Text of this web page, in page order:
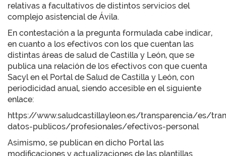
relativas a facultativos de distintos servicios del
complejo asistencial de Ávila.
En contestación a la pregunta formulada cabe indicar,
en cuanto a los efectivos con los que cuentan las
distintas áreas de salud de Castilla y León, que se
publica una relación de los efectivos con que cuenta
Sacyl en el Portal de Salud de Castilla y León, con
periodicidad anual, siendo accesible en el siguiente
enlace:
https://www.saludcastillayleon.es/transparencia/es/
datos-publicos/profesionales/efectivos-personal
Asimismo, se publican en dicho Portal las
modificaciones y actualizaciones de las plantillas